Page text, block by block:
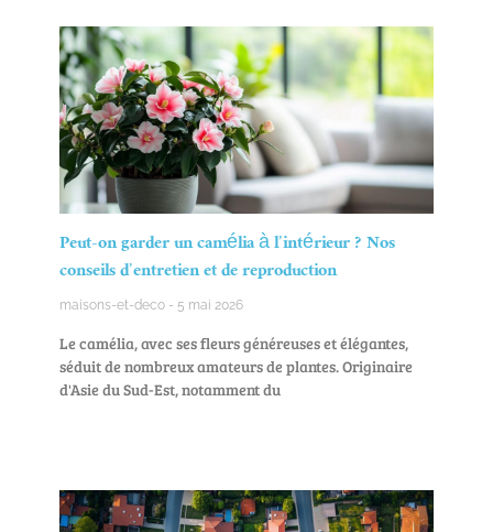
Peut-on garder un camélia à l’intérieur ? Nos
conseils d’entretien et de reproduction
maisons-et-deco 5 mai 2026
Le camélia, avec ses fleurs généreuses et élégantes,
séduit de nombreux amateurs de plantes. Originaire
d'Asie du Sud-Est, notamment du